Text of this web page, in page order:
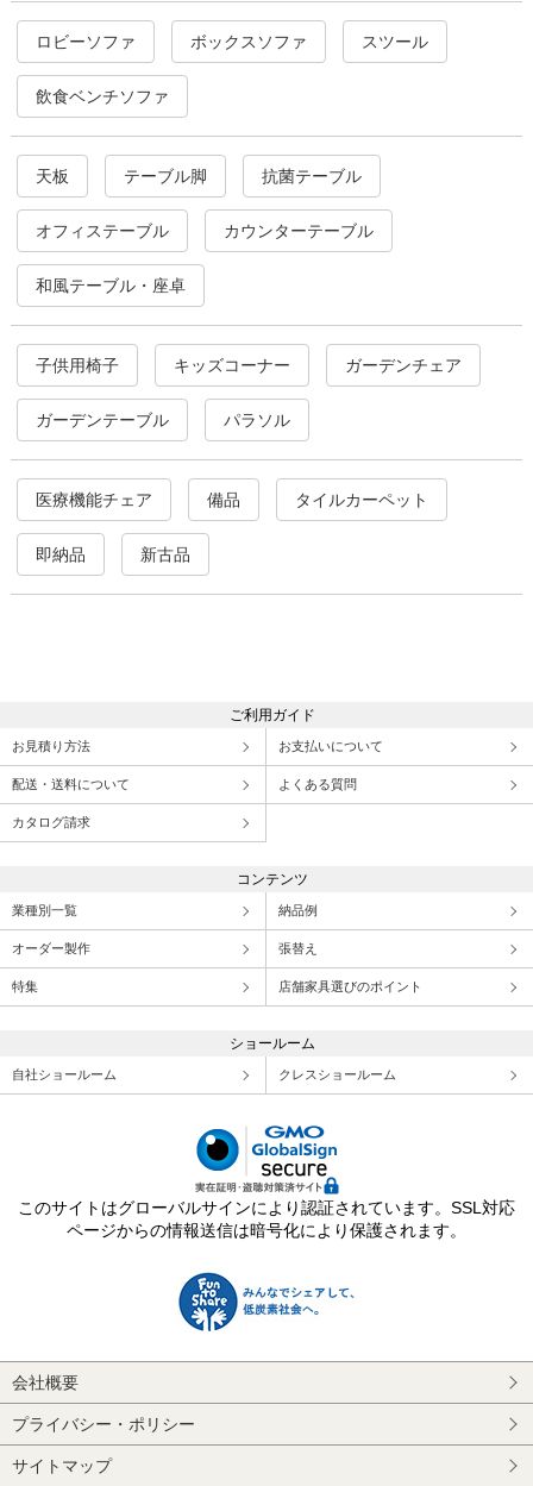
ロビーソファ ボックスソファ スツール
飲食ベンチソファ
天板 テーブル脚 抗菌テーブル
オフィステーブル カウンターテーブル
和風テーブル・座卓
子供用椅子 キッズコーナー ガーデンチェア
ガーデンテーブル パラソル
医療機能チェア 備品 タイルカーペット
即納品 新古品
ご利用ガイド
お見積り方法 お支払いについて
配送・送料について よくある質問
カタログ請求
コンテンツ
業種別一覧 納品例
オーダー製作 張替え
特集 店舗家具選びのポイント
ショールーム
自社ショールーム クレスショールーム
このサイトはグローバルサインにより認証されています。SSL対応
ページからの情報送信は暗号化により保護されます。
会社概要
プライバシー・ポリシー
サイトマップ